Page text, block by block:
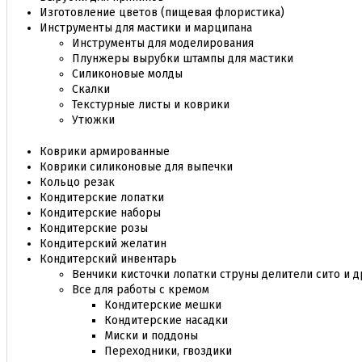
Изготовление цветов (пищевая флористика)
Инструменты для мастики и марципана
Инструменты для моделирования
Плунжеры вырубки штампы для мастики
Силиконовые молды
Скалки
Текстурные листы и коврики
Утюжки
Коврики армированные
Коврики силиконовые для выпечки
Кольцо резак
Кондитерские лопатки
Кондитерские наборы
Кондитерские розы
Кондитерский желатин
Кондитерский инвентарь
Венчики кисточки лопатки струны делители сито и
Все для работы с кремом
Кондитерские мешки
Кондитерские насадки
Миски и поддоны
Переходники, гвоздики